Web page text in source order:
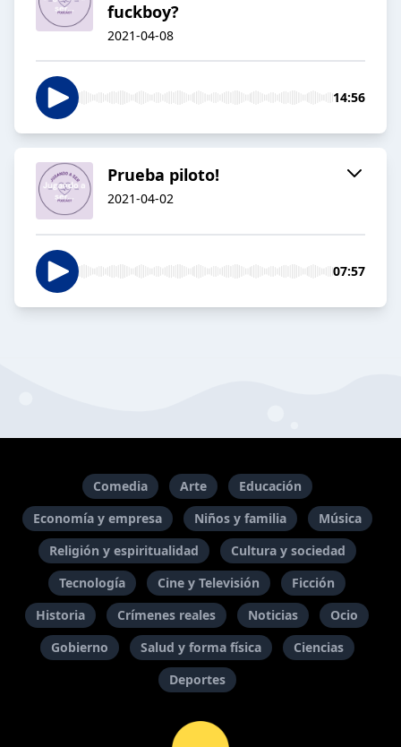
fuckboy?
2021-04-08
14:56
Prueba piloto!
2021-04-02
07:57
Comedia Arte
Educación
Economía y empresa
Niños y familia
Música
Religión y espiritualidad
Cultura y sociedad
Tecnología
Cine y Televisión
Ficción
Historia
Crímenes reales Noticias
Ocio
Gobierno
Salud y forma física
Ciencias
Deportes